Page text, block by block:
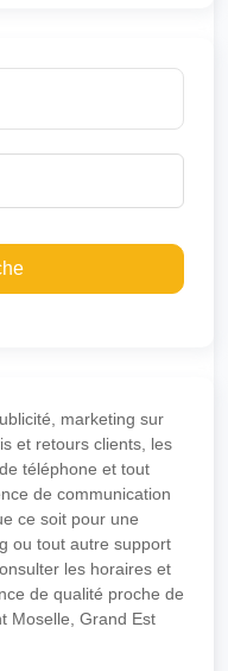
marketing sur
et retours clients, les
téléphone et tout
de communication
ce soit pour une
ou tout autre support
les horaires et
de qualité proche de
Moselle, Grand Est